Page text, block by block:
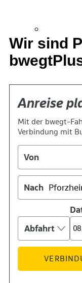
Wir sind